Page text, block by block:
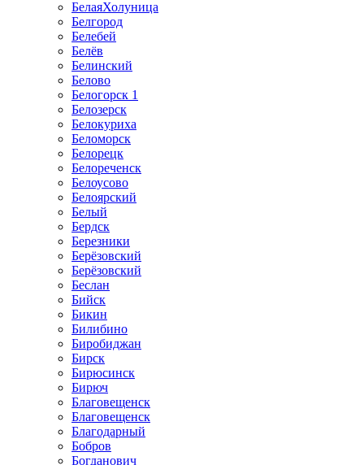
БелаяХолуница
Белгород
Белебей
Белёв
Белинский
Белово
Белогорск 1
Белозерск
Белокуриха
Беломорск
Белорецк
Белореченск
Белоусово
Белоярский
Белый
Бердск
Березники
Берёзовский
Берёзовский
Беслан
Бийск
Бикин
Билибино
Биробиджан
Бирск
Бирюсинск
Бирюч
Благовещенск
Благовещенск
Благодарный
Бобров
Богданович